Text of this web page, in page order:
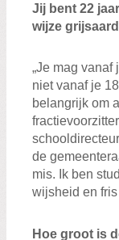
Jij bent 22
wijze
„Je mag vanaf
niet vanaf je
belangrijk om
de
mis. Ik ben
wijsheid en
Hoe groot is